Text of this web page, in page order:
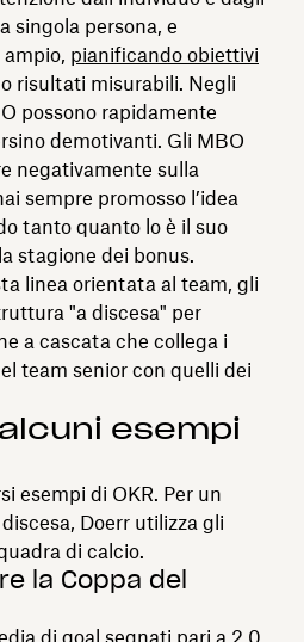
singola persona, e
pianificando obiettivi
risultati misurabili. Negli
possono rapidamente
demotivanti. Gli MBO
negativamente sulla
sempre promosso l’idea
tanto quanto lo è il suo
stagione dei bonus.
linea orientata al team, gli
"a discesa" per
a cascata che collega i
team senior con quelli dei
esempi
esempi di OKR. Per un
Doerr utilizza gli
di calcio.
la Coppa del
di goal segnati pari a 2,0